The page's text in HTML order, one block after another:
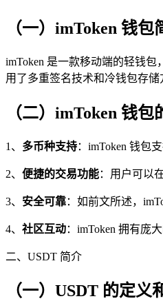
（一）imToken 钱包
imToken 是一款移动端的轻钱
用了多重签名技术和冷钱包存
（二）imToken 钱包
1、 多币种支持：imToken 钱包
2、 便捷的交易功能：用户可以
3、 安全可靠：如前文所述，
4、 社区互动：imToken 拥有庞
二、USDT 简介
（一）USDT 的定义